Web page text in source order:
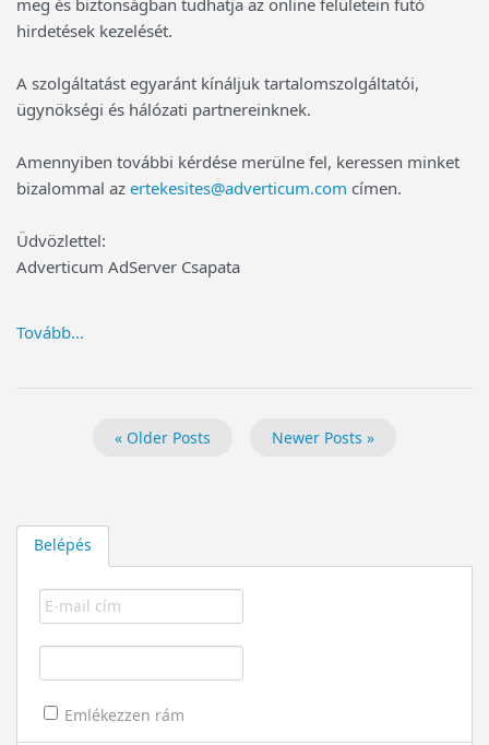
Belépés
Emlékezzen rám
meg és biztonságban tudhatja az online felületein futó
hirdetések kezelését.
A szolgáltatást egyaránt kínáljuk tartalomszolgáltatói,
ügynökségi és hálózati partnereinknek.
Amennyiben további kérdése merülne fel, keressen minket
bizalommal az ertekesites@adverticum.com címen.
Üdvözlettel:
Adverticum AdServer Csapata
Tovább...
« Older Posts Newer Posts »